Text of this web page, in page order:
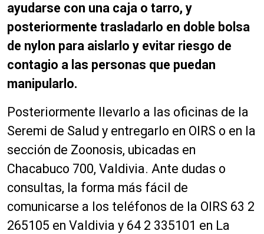
ayudarse con una caja o tarro, y
posteriormente trasladarlo en doble bolsa
de nylon para aislarlo y evitar riesgo de
contagio a las personas que puedan
manipularlo.
Posteriormente llevarlo a las oficinas de la
Seremi de Salud y entregarlo en OIRS o en la
sección de Zoonosis, ubicadas en
Chacabuco 700, Valdivia. Ante dudas o
consultas, la forma más fácil de
comunicarse a los teléfonos de la OIRS 63 2
265105 en Valdivia y 64 2 335101 en La